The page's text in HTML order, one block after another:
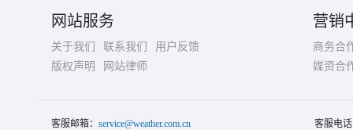
网站服务
关于我们 联系我们
用户反馈
版权声明
网站律师
营销
商务合
媒资合
客服邮箱： service@weather.com.cn 客服电